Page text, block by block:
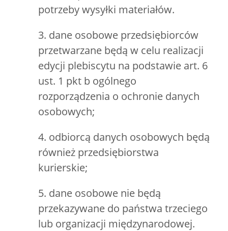
potrzeby wysyłki materiałów.
3. dane osobowe przedsiębiorców
przetwarzane będą w celu realizacji
edycji plebiscytu na podstawie art. 6
ust. 1 pkt b ogólnego
rozporządzenia o ochronie danych
osobowych;
4. odbiorcą danych osobowych będą
również przedsiębiorstwa
kurierskie;
5. dane osobowe nie będą
przekazywane do państwa trzeciego
lub organizacji międzynarodowej.